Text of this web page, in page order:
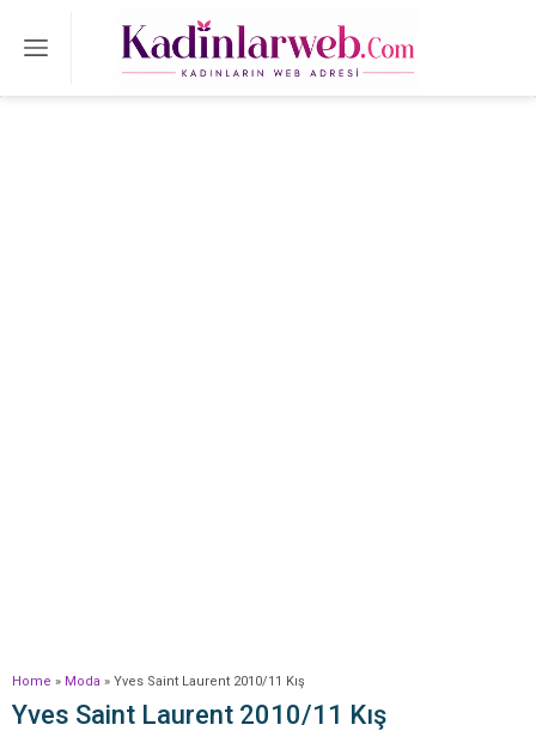
Home » Moda » Yves Saint Laurent 2010/11 Kış
Yves Saint Laurent 2010/11 Kış